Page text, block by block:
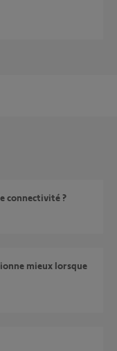
connectivité ?